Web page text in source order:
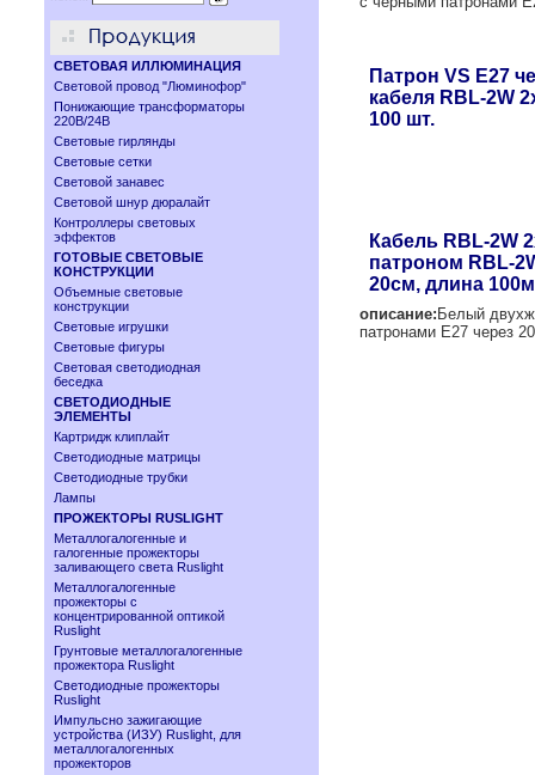
СВЕТОВАЯ ИЛЛЮМИНАЦИЯ
Световой провод "Люминофор"
Понижающие трансформаторы
220В/24В
Световые гирлянды
Световые сетки
Световой занавес
Световой шнур дюралайт
Контроллеры световых
эффектов
ГОТОВЫЕ СВЕТОВЫЕ
КОНСТРУКЦИИ
Объемные световые
конструкции
Световые игрушки
Световые фигуры
Световая светодиодная
беседка
СВЕТОДИОДНЫЕ
ЭЛЕМЕНТЫ
Картридж клиплайт
Светодиодные матрицы
Светодиодные трубки
Лампы
ПРОЖЕКТОРЫ RUSLIGHT
Металлогалогенные и
галогенные прожекторы
заливающего света Ruslight
Металлогалогенные
прожекторы с
концентрированной оптикой
Ruslight
Грунтовые металлогалогенные
прожектора Ruslight
Светодиодные прожекторы
Ruslight
Импульсно зажигающие
устройства (ИЗУ) Ruslight, для
металлогалогенных
прожекторов
Патрон VS Е27
кабеля RBL-2W
100 шт.
Кабель RBL-2W
патроном RBL-
20см, длина 100м
описание: Белый
патронами Е27 через